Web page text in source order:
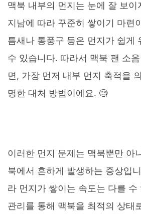
맥북 내부의 먼지는 눈에 잘 보이
지남에 따라 꾸준히 쌓이기 마련
틈새나 통풍구 등은 먼지가 쉽게
수 있습니다. 따라서 맥북 팬 소
면, 가장 먼저 내부 먼지 축적을
명한 대처 방법이에요. 🧐
이러한 먼지 문제는 맥북뿐만 아
북에서 흔하게 발생하는 증상입
라 먼지가 쌓이는 속도는 다를 수
관리를 통해 맥북을 최적의 상태